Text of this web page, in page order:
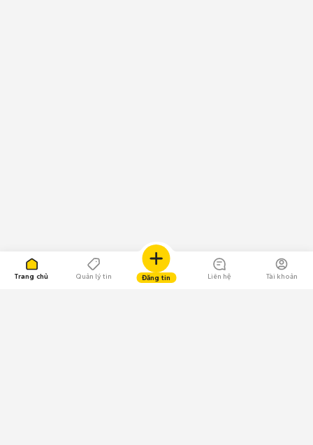
Trang chủ Quản lý tin Đăng tin Liên hệ Tài khoản